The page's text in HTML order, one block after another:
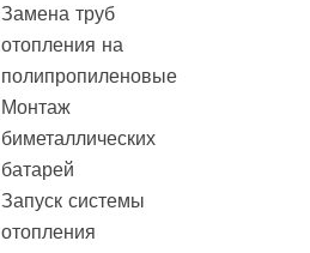
Замена труб
отопления на
полипропиленовые
Монтаж
биметаллических
батарей
Запуск системы
отопления